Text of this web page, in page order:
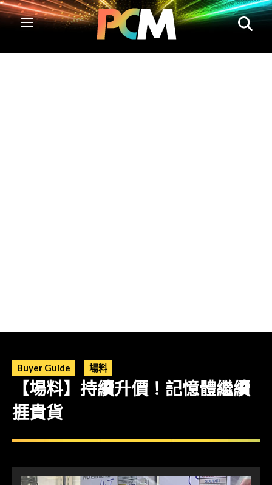
Buyer Guide 場料
【場料】持續升價！記憶體繼續
捱貴貨